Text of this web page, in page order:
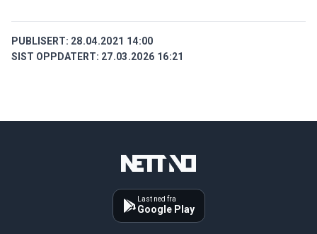
PUBLISERT: 28.04.2021 14:00
SIST OPPDATERT: 27.03.2026 16:21
Last ned fra
Google Play